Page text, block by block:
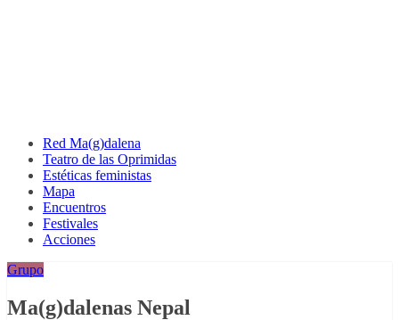
Red Ma(g)dalena
Teatro de las Oprimidas
Estéticas feministas
Mapa
Encuentros
Festivales
Acciones
Grupo
Ma(g)dalenas Nepal